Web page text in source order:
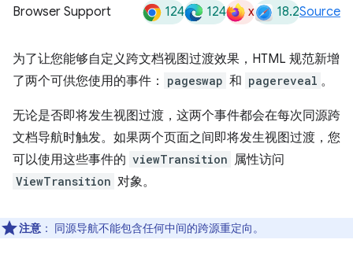
Browser Support 124 124 x 18.2Source
为了让您能够自定义跨文档视图过渡效果，HTML 规范新增
了两个可供您使用的事件：
pageswap 和 pagereveal 。
无论是否即将发生视图过渡，这两个事件都会在每次同源跨
文档导航时触发。如果两个页面之间即将发生视图过渡，您
可以使用这些事件的 viewTransition 属性访问
ViewTransition 对象。
注意 ： 同源导航不能包含任何中间的跨源重定向。